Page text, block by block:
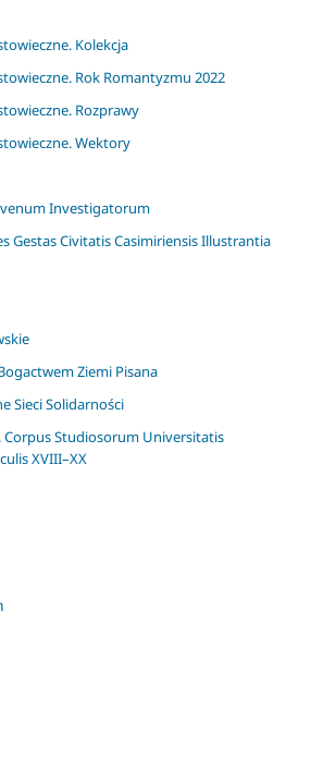
Kolekcja
Rok Romantyzmu 2022
Rozprawy
Wektory
Investigatorum
Gestas Civitatis Casimiriensis Illustrantia
Ziemi Pisana
Sieci Solidarności
Corpus Studiosorum Universitatis
XVIII–XX